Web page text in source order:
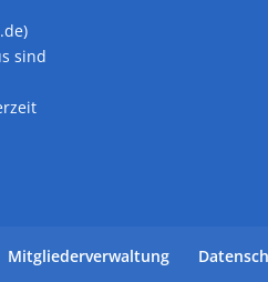
sind
Mitgliederverwaltung